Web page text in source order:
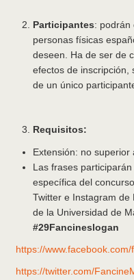
Participantes: podrán
personas físicas
deseen. Ha de ser de
efectos de inscripción,
de un único
Requisitos:
Extensión: no superior
Las frases
específica del
Twitter e Instagram de
de la Universidad de
#29Fancineslogan
https://
https://twitter.com/